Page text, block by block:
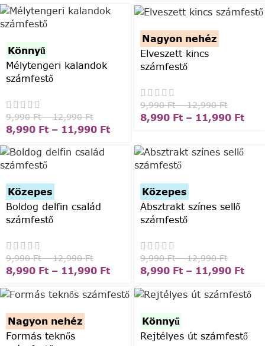
Könnyű
Mélytengeri kalandok
számfestő
9,990Ft – 12,990Ft
8,990 Ft – 11,990 Ft
Nagyon nehéz
Elveszett kincs
számfestő
9,990Ft – 12,990Ft
8,990 Ft – 11,990 Ft
Közepes
Boldog delfin család
számfestő
9,990Ft – 12,990Ft
8,990 Ft – 11,990 Ft
Közepes
Absztrakt színes sellő
számfestő
9,990Ft – 12,990Ft
8,990 Ft – 11,990 Ft
Nagyon nehéz
Formás teknős
Könnyű
Rejtélyes út számfestő